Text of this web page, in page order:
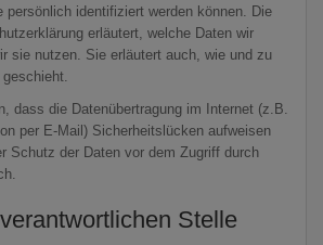
persönlich identifiziert werden können. Die
erläutert, welche Daten wir
sie nutzen. Sie erläutert auch, wie und zu
dass die Datenübertragung im Internet (z.B.
per E-Mail) Sicherheitslücken aufweisen
Schutz der Daten vor dem Zugriff durch
Stelle